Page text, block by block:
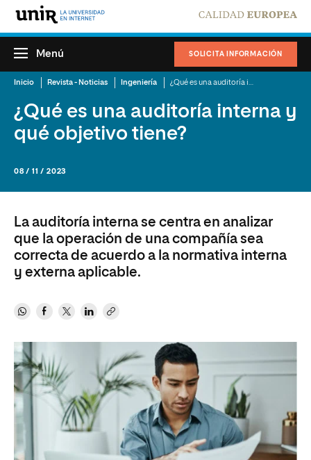
SOLICITA INFORMACIÓN
Menú
Inicio Revista - Noticias Ingeniería
¿Qué es una auditoría interna y
qué objetivo tiene?
08 / 11 / 2023
La auditoría interna se centra en analizar
que la operación de una compañía sea
correcta de acuerdo a la normativa interna
y externa aplicable.